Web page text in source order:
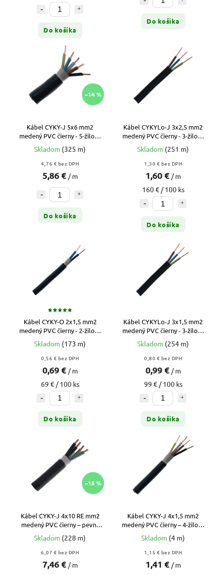
Do košíka
Do košíka
–14 %
Kábel CYKY-J 5x6 mm2
medený PVC čierny - 5-žilový
prívod pre rozvádzače a 32A
zásuvky
Skladom (325 m)
4,76 € bez DPH
5,86 € / m
Do košíka
Kábel CYKYLo-J 3x2,5 mm2
medený PVC čierny - 3-žilový
plochý prívod pre zásuvkové
obvody
Skladom (251 m)
1,30 € bez DPH
1,60 € / m
160 € / 100 ks
Do košíka
Kábel CYKY-O 2x1,5 mm2
medený PVC čierny - 2-žilový
prívod pre ovládacie obvody
a vypínače
Skladom (173 m)
0,56 € bez DPH
0,69 € / m
69 € / 100 ks
Do košíka
Kábel CYKYLo-J 3x1,5 mm2
medený PVC čierny - 3-žilový
plochý prívod pre svetelné
obvody
Skladom (254 m)
0,80 € bez DPH
0,99 € / m
99 € / 100 ks
Do košíka
–15 %
Kábel CYKY-J 4x10 RE mm2
medený PVC čierny – pevný
prívodný kábel na prípojky
(metráž)
Skladom (228 m)
6,07 € bez DPH
7,46 € / m
Kábel CYKY-J 4x1,5 mm2
medený PVC čierny – 4-žilový
kábel na motory a vypínače
(metráž)
Skladom (4 m)
1,15 € bez DPH
1,41 € / m